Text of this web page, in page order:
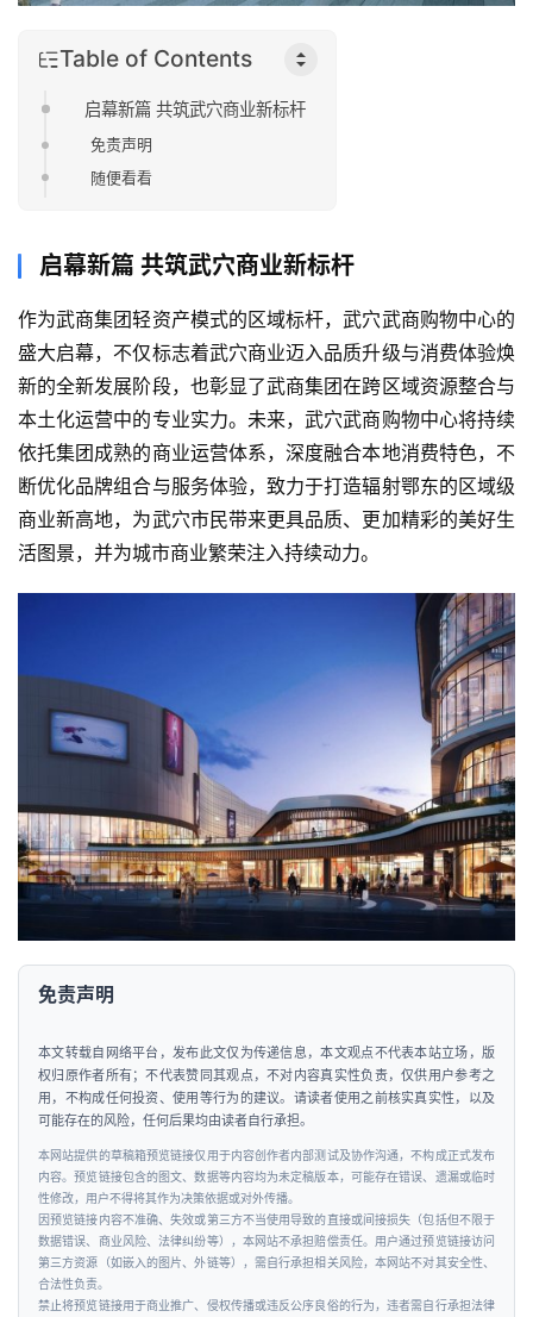
Table of Contents
启幕新篇 共筑武穴商业新标杆
免责声明
随便看看
启幕新篇 共筑武穴商业新标杆
作为武商集团轻资产模式的区域标杆，武穴武商购物中心的
盛大启幕，不仅标志着武穴商业迈入品质升级与消费体验焕
新的全新发展阶段，也彰显了武商集团在跨区域资源整合与
本土化运营中的专业实力。未来，武穴武商购物中心将持续
依托集团成熟的商业运营体系，深度融合本地消费特色，不
断优化品牌组合与服务体验，致力于打造辐射鄂东的区域级
商业新高地，为武穴市民带来更具品质、更加精彩的美好生
活图景，并为城市商业繁荣注入持续动力。
免责声明
本文转载自网络平台，发布此文仅为传递信息，本文观点不代表本站立场，版
权归原作者所有；不代表赞同其观点，不对内容真实性负责，仅供用户参考之
用，不构成任何投资、使用等行为的建议。请读者使用之前核实真实性，以及
可能存在的风险，任何后果均由读者自行承担。
本网站提供的草稿箱预览链接仅用于内容创作者内部测试及协作沟通，不构成正式发布
内容。预览链接包含的图文、数据等内容均为未定稿版本，可能存在错误、遗漏或临时
性修改，用户不得将其作为决策依据或对外传播。
因预览链接内容不准确、失效或第三方不当使用导致的直接或间接损失（包括但不限于
数据错误、商业风险、法律纠纷等），本网站不承担赔偿责任。用户通过预览链接访问
第三方资源（如嵌入的图片、外链等），需自行承担相关风险，本网站不对其安全性、
合法性负责。
禁止将预览链接用于商业推广、侵权传播或违反公序良俗的行为，违者需自行承担法律